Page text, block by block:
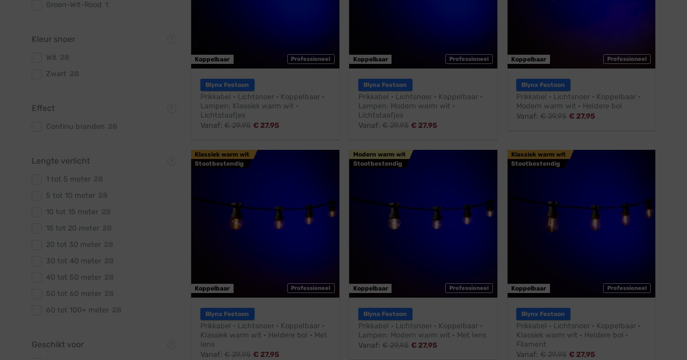
Groen-Wit-Rood
Kleur snoer
Wit
Zwart
Effect
Continu branden
Lengte verlicht
1 tot 5 meter
5 tot 10 meter
10 tot 15 meter
15 tot 20 meter
20 tot 30 meter
30 tot 40 meter
40 tot 50 meter
50 tot 60 meter
60 tot 100+ meter
Geschikt voor
Professioneel
Koppelbaar
Blynx Festoon
Prikkabel · Lichtsnoer · Koppelbaar ·
Lampen: Klassiek warm wit ·
Lichtstaafjes
Vanaf: €29,95 €27,95
Professioneel
Koppelbaar
Blynx Festoon
Prikkabel · Lichtsnoer · Koppelbaar ·
Lampen: Modern warm wit ·
Lichtstaafjes
Vanaf: €29,95 € 27,95
Professioneel
Koppelbaar
Blynx Festoon
Prikkabel · Lichtsnoer · Koppelbaar ·
Modern warm wit · Heldere bol
Vanaf: €29,95 € 27,95
Professioneel
Klassiek warm wit
Stootbestendig
Koppelbaar
Blynx Festoon
Prikkabel · Lichtsnoer · Koppelbaar ·
Klassiek warm wit · Heldere bol · Met
lens
Vanaf: €29,95 €27,95
Professioneel
Modern warm wit
Stootbestendig
Koppelbaar
Blynx Festoon
Prikkabel · Lichtsnoer · Koppelbaar ·
Lampen: Modern warm wit · Met lens
Vanaf: €29,95 € 27,95
Professioneel
Klassiek warm wit
Stootbestendig
Koppelbaar
Blynx Festoon
Prikkabel · Lichtsnoer · Koppelbaar ·
Klassiek warm wit · Heldere bol ·
Filament
Vanaf: €29,95 € 27,95